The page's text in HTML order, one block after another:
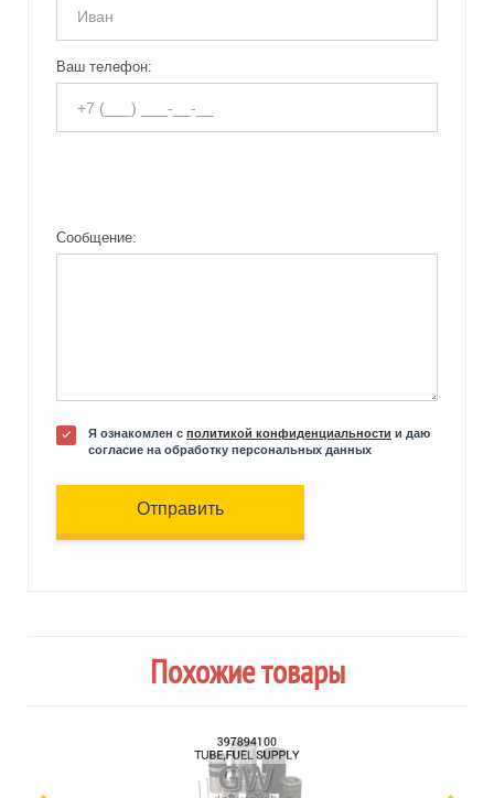
Ваш телефон:
Сообщение:
Я ознакомлен с политикой конфиденциальности и даю
согласие на обработку персональных данных
Отправить
Похожие товары